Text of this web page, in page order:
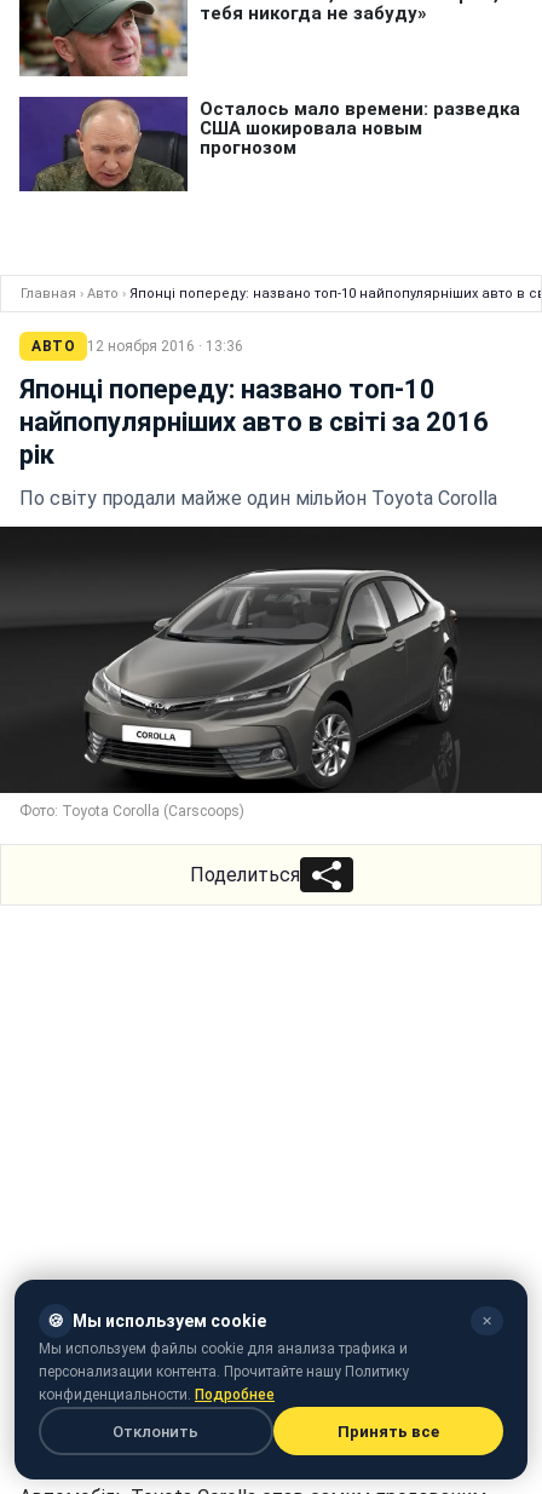
Главная › Авто › Японці попереду: названо топ-10 найпопулярніших авто в
АВТО 12 ноября 2016 · 13:36
Японці попереду: названо топ-10
найпопулярніших авто в світі за 2016
рік
По світу продали майже один мільйон Toyota Corolla
Фото: Toyota Corolla (Carscoops)
Поделиться
🍪 Мы используем cookie ✕
Мы используем файлы cookie для анализа трафика и
персонализации контента. Прочитайте нашу Политику
конфиденциальности. Подробнее
Отклонить Принять все